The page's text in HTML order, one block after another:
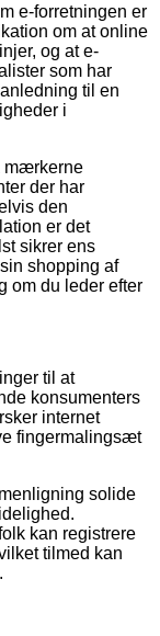
e-forretningen er
om at online
og at e-
som har
til en
i
mærkerne
der har
den
er det
sikrer ens
shopping af
om du leder efter
til at
konsumenters
internet
fingermalingsæt
solide
kan registrere
tilmed kan